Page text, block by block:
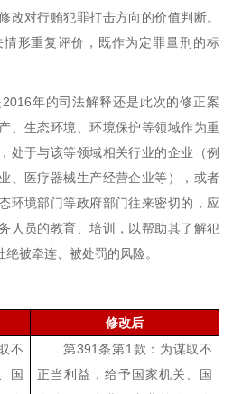
改对行贿犯罪打击方向的价值判断。
形重复评价，既作为定罪量刑的标
2016年的司法解释还是此次的修正案
、生态环境、环境保护等领域作为重
处于与该等领域相关行业的企业（例
、医疗器械生产经营企业等），或者
环境部门等政府部门往来密切的，应
人员的教育、培训，以帮助其了解犯
被牵连、被处罚的风险。
修改后
不
国
第391条第1 款：为谋取不
正当利益，给予国家机关、国